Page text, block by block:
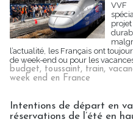
l’actualité, les Français ont
de week-end ou pour les
budget, toussaint, train,
week end en France
Intentions de départ en
réservations de l’été en